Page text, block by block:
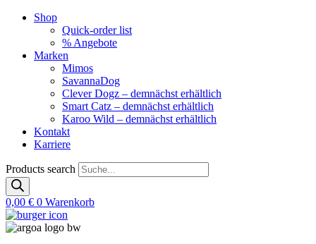
Shop
Quick-order list
% Angebote
Marken
Mimos
SavannaDog
Clever Dogz – demnächst erhältlich
Smart Catz – demnächst erhältlich
Karoo Wild – demnächst erhältlich
Kontakt
Karriere
Products search
0,00 € 0 Warenkorb